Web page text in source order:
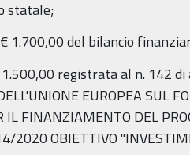
statale;
1.700,00 del bilancio
registrata al n. 142
EUROPEA SUL
IL FINANZIAMENTO DEL
2020 OBIETTIVO